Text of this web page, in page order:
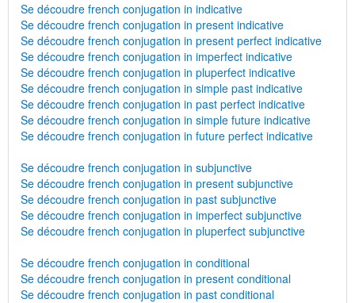
Se découdre french conjugation in indicative
Se découdre french conjugation in present indicative
Se découdre french conjugation in present perfect indicative
Se découdre french conjugation in imperfect indicative
Se découdre french conjugation in pluperfect indicative
Se découdre french conjugation in simple past indicative
Se découdre french conjugation in past perfect indicative
Se découdre french conjugation in simple future indicative
Se découdre french conjugation in future perfect indicative
Se découdre french conjugation in subjunctive
Se découdre french conjugation in present subjunctive
Se découdre french conjugation in past subjunctive
Se découdre french conjugation in imperfect subjunctive
Se découdre french conjugation in pluperfect subjunctive
Se découdre french conjugation in conditional
Se découdre french conjugation in present conditional
Se découdre french conjugation in past conditional